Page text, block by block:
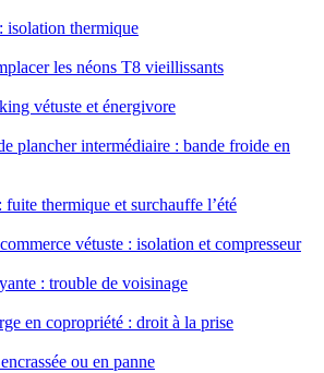
isolation thermique
les néons T8 vieillissants
vétuste et énergivore
plancher intermédiaire : bande froide en
fuite thermique et surchauffe l’été
vétuste : isolation et compresseur
: trouble de voisinage
en copropriété : droit à la prise
ou en panne